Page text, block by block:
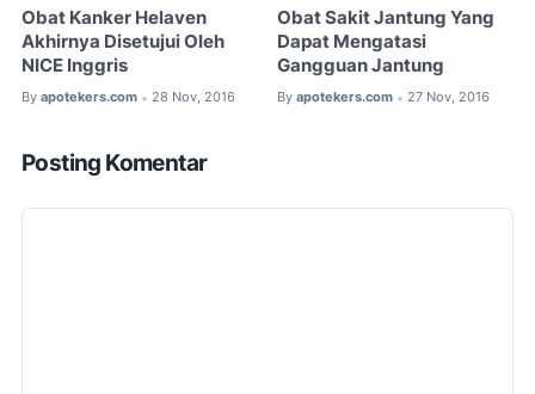
Obat Kanker Helaven
Akhirnya Disetujui Oleh
NICE Inggris
By apotekers.com • 28 Nov, 2016
Obat Sakit Jantung Yang
Dapat Mengatasi
Gangguan Jantung
By apotekers.com • 27 Nov, 2016
Posting Komentar